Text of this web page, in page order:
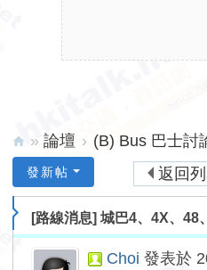
lk.
» 論壇 › (B) Bus 巴士討
返回
發新帖
[路線消息]城巴4、4X、48
Choi 發表於